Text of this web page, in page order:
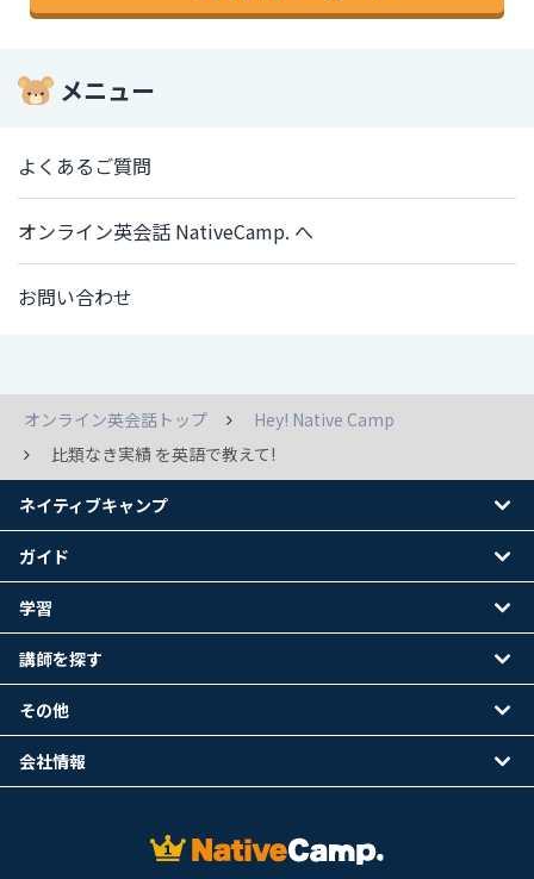
メニュー
よくあるご質問
オンライン英会話 NativeCamp. へ
お問い合わせ
オンライン英会話トップ
Hey! Native Camp
比類なき実績 を英語で教えて!
ネイティブキャンプ
ガイド
学習
講師を探す
その他
会社情報